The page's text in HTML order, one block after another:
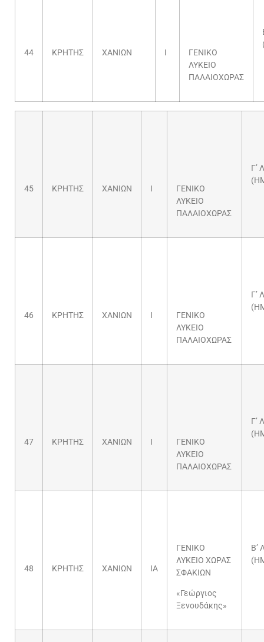
44 ΚΡΗΤΗΣ ΧΑΝΙΩΝ Ι
ΓΕΝΙΚΟ
ΛΥΚΕΙΟ
ΠΑΛΑΙΟΧΩΡΑΣ
45 ΚΡΗΤΗΣ ΧΑΝΙΩΝ Ι
ΓΕΝΙΚΟ
ΛΥΚΕΙΟ
ΠΑΛΑΙΟΧΩΡΑΣ
Γ’
46 ΚΡΗΤΗΣ ΧΑΝΙΩΝ Ι
ΓΕΝΙΚΟ
ΛΥΚΕΙΟ
ΠΑΛΑΙΟΧΩΡΑΣ
Γ’
47 ΚΡΗΤΗΣ ΧΑΝΙΩΝ Ι
ΓΕΝΙΚΟ
ΛΥΚΕΙΟ
ΠΑΛΑΙΟΧΩΡΑΣ
Γ’
48 ΚΡΗΤΗΣ ΧΑΝΙΩΝ ΙΑ
ΓΕΝΙΚΟ
ΛΥΚΕΙΟ ΧΩΡΑΣ
ΣΦΑΚΙΩΝ
«Γεώργιος
Ξενουδάκης»
Β’